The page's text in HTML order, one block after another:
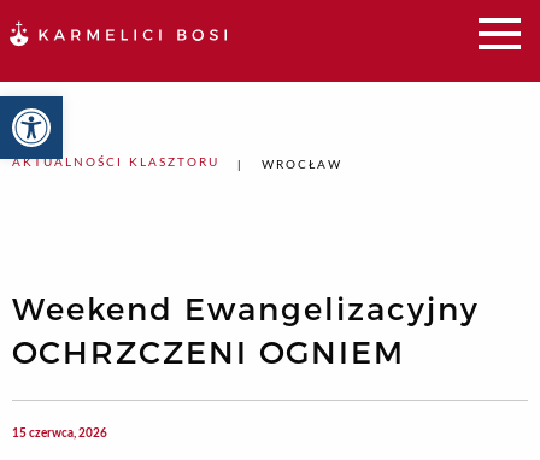
Otwórz pasek narzędzi
AKTUALNOŚCI KLASZTORU WROCŁAW
Weekend Ewangelizacyjny
OCHRZCZENI OGNIEM
15 czerwca, 2026